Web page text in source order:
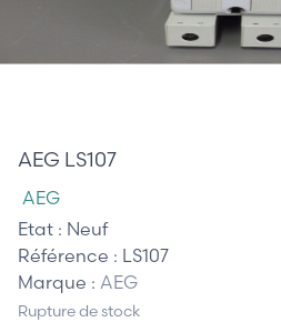
AEG LS107
AEG
Etat : Neuf
Référence : LS107
Marque : AEG
Rupture de stock